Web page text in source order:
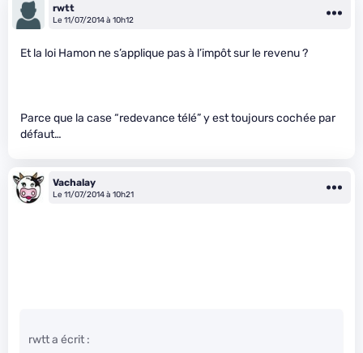
rwtt
Le 11/07/2014 à 10h12
Et la loi Hamon ne s’applique pas à l’impôt sur le revenu ?
Parce que la case “redevance télé” y est toujours cochée par
défaut…
Vachalay
Le 11/07/2014 à 10h21
rwtt a écrit :